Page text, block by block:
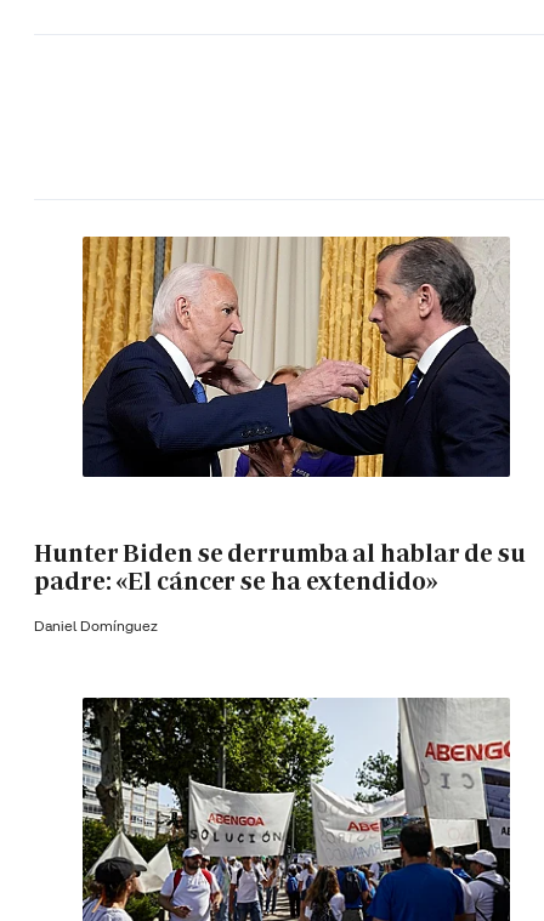
Hunter Biden se derrumba al hablar de su
padre: «El cáncer se ha extendido»
Daniel Domínguez